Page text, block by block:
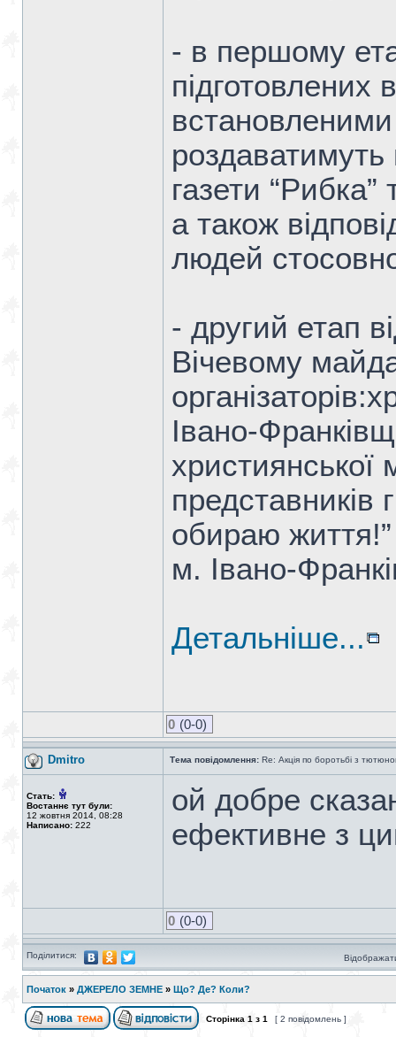
- в першому
підготовлених
газети “Рибка”
а також
людей
- другий етап
Вічевому
Івано-
християнської
представників
обираю
м. Івано-
Детальніше...
0 (0-0)
Dmitro Тема повідомлення: Re: Акція по боротьбі з
Стать:
Востаннє тут були:
12 жовтня 2014, 08:28
Написано: 222
ой добре
ефективне з
0 (0-0)
Поділитися:
Початок » ДЖЕРЕЛО ЗЕМНЕ » Що? Де? Коли?
Сторінка 1 з 1 [ 2 повідомлень ]